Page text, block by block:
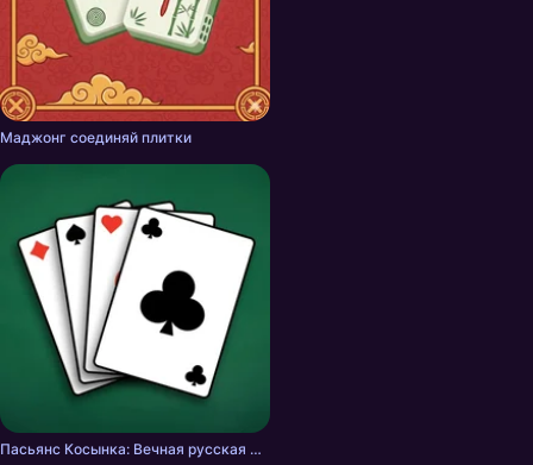
Маджонг соединяй плитки
Пасьянс Косынка: Вечная русская классика